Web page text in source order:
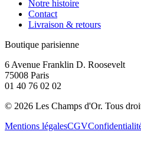
Notre histoire
Contact
Livraison & retours
Boutique parisienne
6 Avenue Franklin D. Roosevelt
75008 Paris
01 40 76 02 02
© 2026 Les Champs d'Or. Tous
Mentions légalesCGV